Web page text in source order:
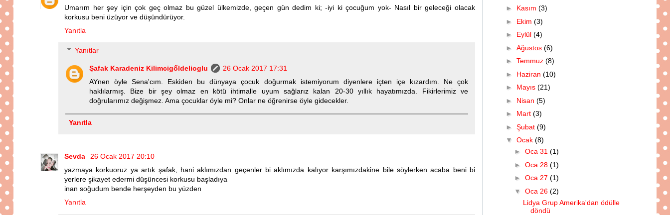
Umarım her şey için çok geç olmaz bu güzel ülkemizde, geçen gün dedim ki; -iyi ki çocuğum yok- Nasıl bir geleceği olacak
korkusu beni üzüyor ve düşündürüyor.
Yanıtla
Yanıtlar
Şafak Karadeniz Kilimcigőldelioglu
26 Ocak 2017 17:31
AYnen öyle Sena'cım. Eskiden bu dünyaya çocuk doğurmak istemiyorum diyenlere içten içe kızardım. Ne çok
haklılarmış. Bize bir şey olmaz en kötü ihtimalle uyum sağlarız kalan 20-30 yıllık hayatımızda. Fikirlerimiz ve
doğrularımız değişmez. Ama çocuklar öyle mi? Onlar ne öğrenirse öyle gidecekler.
Yanıtla
Sevda
26 Ocak 2017 20:10
yazmaya korkuoruz ya artık şafak, hani aklımızdan geçenler bi aklımızda kalıyor karşımızdakine bile söylerken acaba beni bi
yerlere şikayet edermi düşüncesi korkusu başladıya
inan soğudum bende herşeyden bu yüzden
Yanıtla
► Kasım (3)
► Ekim (3)
► Eylül (4)
► Ağustos (6)
► Temmuz (8)
► Haziran (10)
► Mayıs (21)
► Nisan (5)
► Mart (3)
► Şubat (9)
▼ Ocak (8)
► Oca 31 (1)
► Oca 28 (1)
► Oca 27 (1)
▼ Oca 26 (2)
Lidya Grup Amerika'dan ödülle
döndü